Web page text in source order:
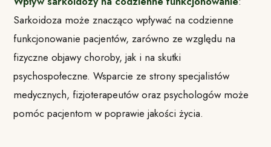
Sarkoidoza może znacząco wpływać na codzienne
funkcjonowanie pacjentów, zarówno ze względu na
fizyczne objawy choroby, jak i na skutki
psychospołeczne. Wsparcie ze strony specjalistów
medycznych, fizjoterapeutów oraz psychologów może
pomóc pacjentom w poprawie jakości życia.